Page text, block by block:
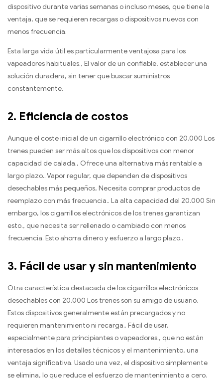
dispositivo durante varias semanas o incluso meses, que tiene la
ventaja, que se requieren recargas o dispositivos nuevos con
menos frecuencia.
Esta larga vida útil es particularmente ventajosa para los
vapeadores habituales., El valor de un confiable, establecer una
solución duradera, sin tener que buscar suministros
constantemente.
2. Eficiencia de costos
Aunque el coste inicial de un cigarrillo electrónico con 20.000 Los
trenes pueden ser más altos que los dispositivos con menor
capacidad de calada., Ofrece una alternativa más rentable a
largo plazo.. Vapor regular, que dependen de dispositivos
desechables más pequeños, Necesita comprar productos de
reemplazo con más frecuencia.. La alta capacidad del 20.000 Sin
embargo, los cigarrillos electrónicos de los trenes garantizan
esto., que necesita ser rellenado o cambiado con menos
frecuencia. Esto ahorra dinero y esfuerzo a largo plazo..
3. Fácil de usar y sin mantenimiento
Otra característica destacada de los cigarrillos electrónicos
desechables con 20.000 Los trenes son su amigo de usuario.
Estos dispositivos generalmente están precargados y no
requieren mantenimiento ni recarga.. Fácil de usar,
especialmente para principiantes o vapeadores., que no están
interesados ​​en los detalles técnicos y el mantenimiento, una
ventaja significativa. Usado una vez, el dispositivo simplemente
se elimina, lo que reduce el esfuerzo de mantenimiento a cero.